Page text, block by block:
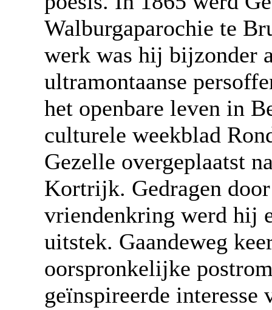
Walburgaparochie te
werk was hij bijzonder
ultramontaanse
het openbare leven in
culturele weekblad
Gezelle overgeplaatst
Kortrijk. Gedragen
vriendenkring werd hij
uitstek. Gaandeweg
oorspronkelijke
geïnspireerde interesse